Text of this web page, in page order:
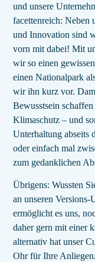
und unsere
facettenreich: Neben
und Innovation sind
vorn mit dabei! Mit
wir so einen
einen Nationalpark
wir ihn kurz vor.
Bewusstsein
Klimaschutz – und
Unterhaltung abseits
oder einfach mal
zum gedanklichen
Übrigens: Wussten
an unseren
ermöglicht es uns,
daher gern mit einer
alternativ hat unser
Ohr für Ihre